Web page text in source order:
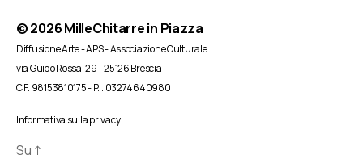
© 2026MilleChitarre in Piazza
Diffusione Arte - APS - Associazione Culturale
via Guido Rossa, 29 - 25126 Brescia
C.F. 98153810175 - P.I. 03274640980
Informativa sulla privacy
Su ↑